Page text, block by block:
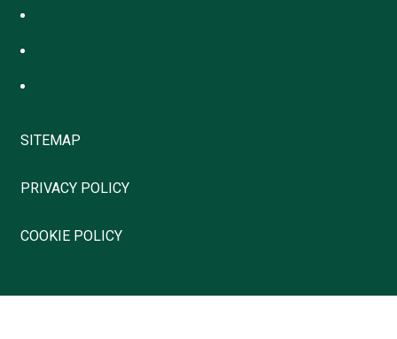
SITEMAP
PRIVACY POLICY
COOKIE POLICY